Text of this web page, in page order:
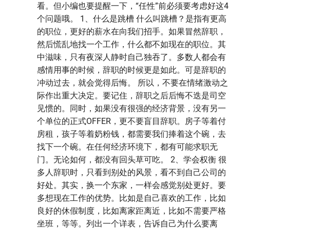
看。但小编也要提醒一下，“任性”前必须要考虑好这4
个问题哦。 1、什么是跳槽 什么叫跳槽？是指有更高
的职位，更好的薪水在向我们招手。如果冒然辞职，
然后慌乱地找一个工作，什么都不如现在的职位。其
中滋味，只有夜深人静时自己独吞了。多数人都会有
感情用事的时候，辞职的时候更是如此。可是辞职的
冲动过去，就会觉得后悔。 所以，不要在情绪激动之
际作出重大决定。要记住，辞职之后后悔不迭是司空
见惯的。同时，如果没有很强的经济背景，没有另一
个单位的正式OFFER，更不要盲目辞职。房子等着付
房租，孩子等着奶粉钱，都需要我们捧着这个碗，去
找下一个碗。在任何经济环境下，都有可能求职无
门。无论如何，都没有回头草可吃。 2、学会权衡 很
多人辞职时，只看到别处的风景，看不到自己公司的
好处。其实，换一个东家，一样会感觉别处更好。要
多想现在工作的优势。比如是自己喜欢的工作，比如
良好的休假制度，比如离家距离近，比如不需要严格
坐班，等等。列出一个详表，告诉自己为什么要离